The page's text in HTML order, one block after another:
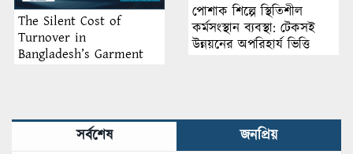
The Silent Cost of
Turnover in
Bangladesh’s Garment
পোশাক শিল্পে স্থিতিশীল
কর্মসংস্থান ব্যবস্থা: টেকসই
উন্নয়নের অপরিহার্য ভিত্তি
সর্বশেষ জনপ্রিয়